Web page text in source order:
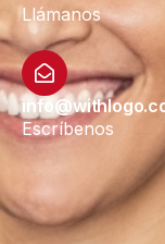
Llámanos
Escríbenos